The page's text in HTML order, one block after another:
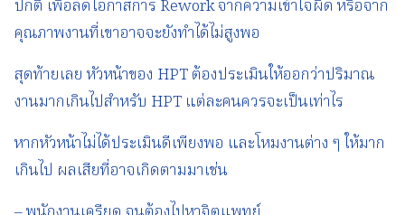
ปกติ เพื่อลดโอกาสการ Rework จากความเข้าใจผิด หรือจาก
คุณภาพงานที่เขาอาจจะยังทำได้ไม่สูงพอ
สุดท้ายเลย หัวหน้าของ HPT ต้องประเมินให้ออกว่าปริมาณ
งานมากเกินไปสำหรับ HPT แต่ละคนควรจะเป็นเท่าไร
หากหัวหน้าไม่ได้ประเมินดีเพียงพอ และโหมงานต่าง ๆ ให้มาก
เกินไป ผลเสียที่อาจเกิดตามมาเช่น